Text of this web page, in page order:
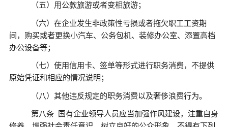
（五）用公款旅游或者变相旅游；
（六）在企业发生非政策性亏损或者拖欠职工工资期
间，购买或者更换小汽车、公务包机、装修办公室、添置高档
办公设备等；
（七）使用信用卡、签单等形式进行职务消费，不提供
原始凭证和相应的情况说明；
（八）其他违反规定的职务消费以及奢侈浪费行为。
第八条
国有企业领导人员应当加强作风建设，注重自身